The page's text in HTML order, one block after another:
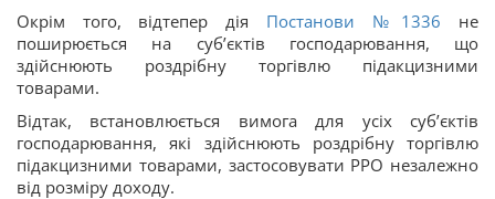
Окрім того, відтепер дія Постанови №1336 не
поширюється на суб’єктів господарювання, що
здійснюють роздрібну торгівлю підакцизними
товарами.
Відтак, встановлюється вимога для усіх суб’єктів
господарювання, які здійснюють роздрібну торгівлю
підакцизними товарами, застосовувати РРО незалежно
від розміру доходу.